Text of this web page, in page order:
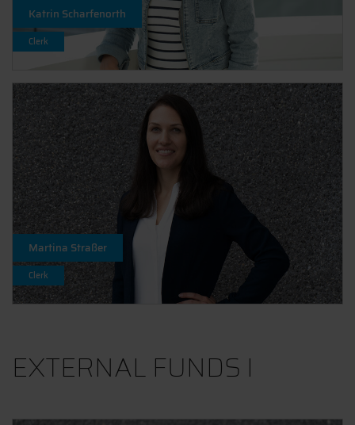
Katrin Scharfenorth
Clerk
Martina Straßer
Clerk
EXTERNAL FUNDS I